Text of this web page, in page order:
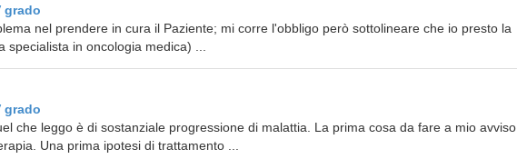
grado
nel prendere in cura il Paziente; mi corre l'obbligo però sottolineare che io presto la
in oncologia medica) ...
grado
che leggo è di sostanziale progressione di malattia. La prima cosa da fare a mio avviso
Una prima ipotesi di trattamento ...